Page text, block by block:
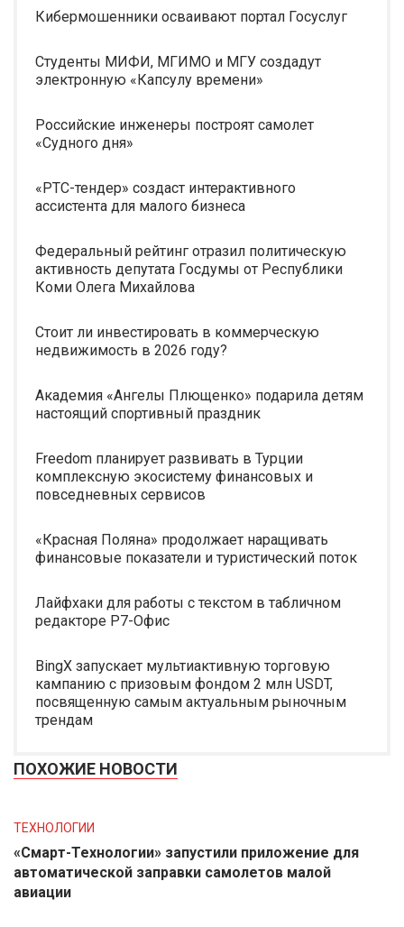
Кибермошенники осваивают портал Госуслуг
Студенты МИФИ, МГИМО и МГУ создадут
электронную «Капсулу времени»
Российские инженеры построят самолет
«Судного дня»
«РТС-тендер» создаст интерактивного
ассистента для малого бизнеса
Федеральный рейтинг отразил политическую
активность депутата Госдумы от Республики
Коми Олега Михайлова
Стоит ли инвестировать в коммерческую
недвижимость в 2026 году?
Академия «Ангелы Плющенко» подарила детям
настоящий спортивный праздник
Freedom планирует развивать в Турции
комплексную экосистему финансовых и
повседневных сервисов
«Красная Поляна» продолжает наращивать
финансовые показатели и туристический поток
Лайфхаки для работы с текстом в табличном
редакторе Р7-Офис
BingX запускает мультиактивную торговую
кампанию с призовым фондом 2 млн USDT,
посвященную самым актуальным рыночным
трендам
ПОХОЖИЕ НОВОСТИ
ТЕХНОЛОГИИ
«Смарт-Технологии» запустили приложение для
автоматической заправки самолетов малой
авиации